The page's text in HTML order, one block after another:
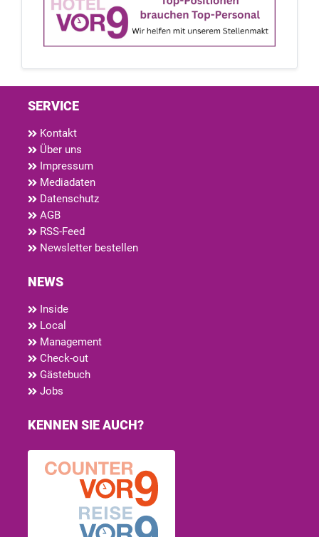
SERVICE
Kontakt
Über uns
Impressum
Mediadaten
Datenschutz
AGB
RSS-Feed
Newsletter bestellen
NEWS
Inside
Local
Management
Check-out
Gästebuch
Jobs
KENNEN SIE AUCH?